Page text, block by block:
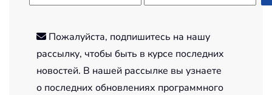
Пожалуйста, подпишитесь на нашу
рассылку, чтобы быть в курсе последних
новостей. В нашей рассылке вы узнаете
о последних обновлениях программного